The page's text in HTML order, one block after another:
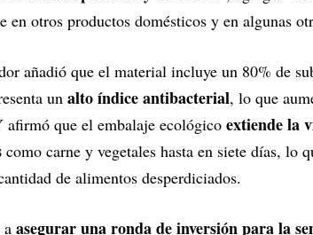
en otros productos domésticos y en algunas
añadió que el material incluye un 80% de
un alto índice antibacterial, lo que
afirmó que el embalaje ecológico extiende la
como carne y vegetales hasta en siete días, lo
de alimentos desperdiciados.
asegurar una ronda de inversión para la